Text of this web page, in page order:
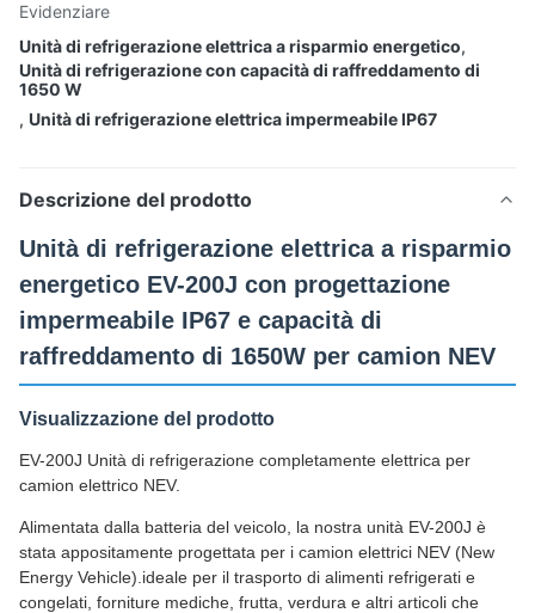
Evidenziare
Unità di refrigerazione elettrica a risparmio energetico,
Unità di refrigerazione con capacità di raffreddamento di
1650 W
, Unità di refrigerazione elettrica impermeabile IP67
Descrizione del prodotto
Unità di refrigerazione elettrica a risparmio
energetico EV-200J con progettazione
impermeabile IP67 e capacità di
raffreddamento di 1650W per camion NEV
Visualizzazione del prodotto
EV-200J Unità di refrigerazione completamente elettrica per
camion elettrico NEV.
Alimentata dalla batteria del veicolo, la nostra unità EV-200J è
stata appositamente progettata per i camion elettrici NEV (New
Energy Vehicle).ideale per il trasporto di alimenti refrigerati e
congelati, forniture mediche, frutta, verdura e altri articoli che